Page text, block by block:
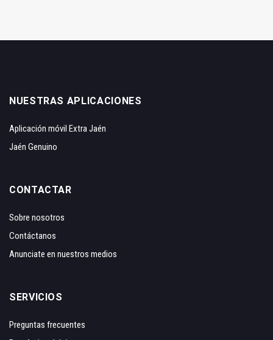
NUESTRAS APLICACIONES
Aplicación móvil Extra Jaén
Jaén Genuino
CONTACTAR
Sobre nosotros
Contáctanos
Anunciate en nuestros medios
SERVICIOS
Preguntas frecuentes